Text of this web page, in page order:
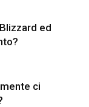
ed
ci